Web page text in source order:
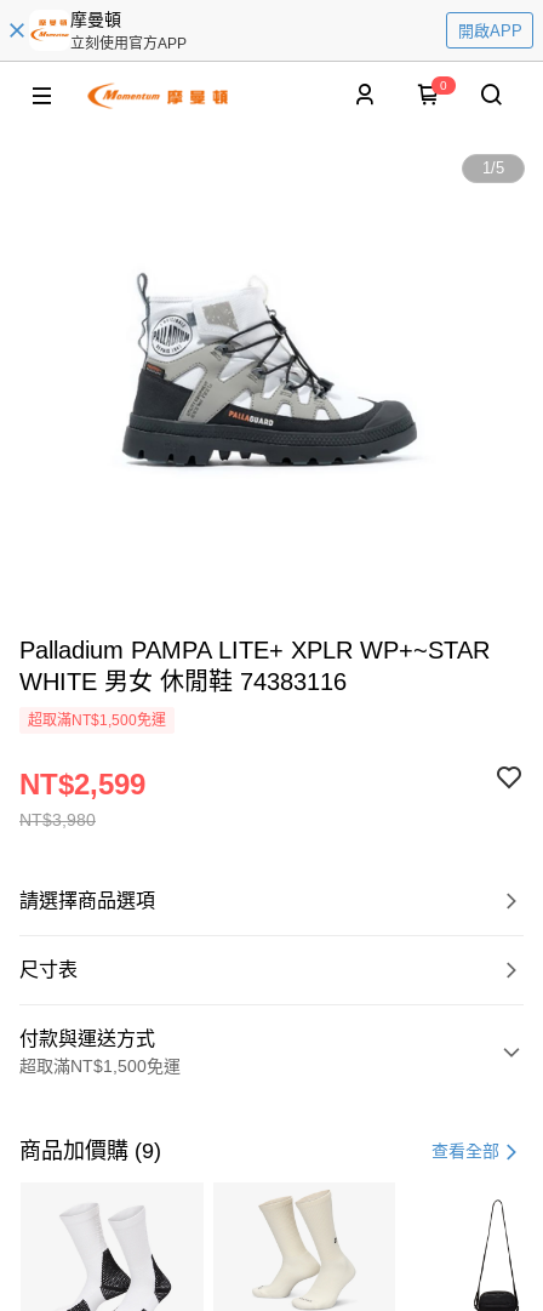
摩曼頓
立刻使用官方APP
開啟APP
0
1/5
Palladium PAMPA LITE+ XPLR WP+~STAR
WHITE 男女 休閒鞋 74383116
超取滿NT$1,500免運
NT$3,980
NT$2,599
請選擇商品選項
尺寸表
付款與運送方式
超取滿NT$1,500免運
信用卡一次付款
3 期 0 利率 每期 21家銀行
合作金庫商業銀行
第一商業銀行
華南商業銀行
彰化商業銀行
商品加價購 (9) 查看全部